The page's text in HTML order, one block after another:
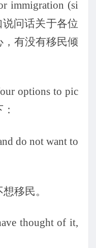
immigration (si
说问话关于各位
有没有移民倾
options to pic
do not want to
移民。
thought of it,